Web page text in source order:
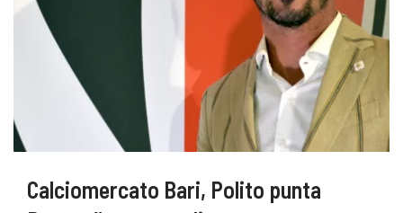
Calciomercato Bari, Polito punta